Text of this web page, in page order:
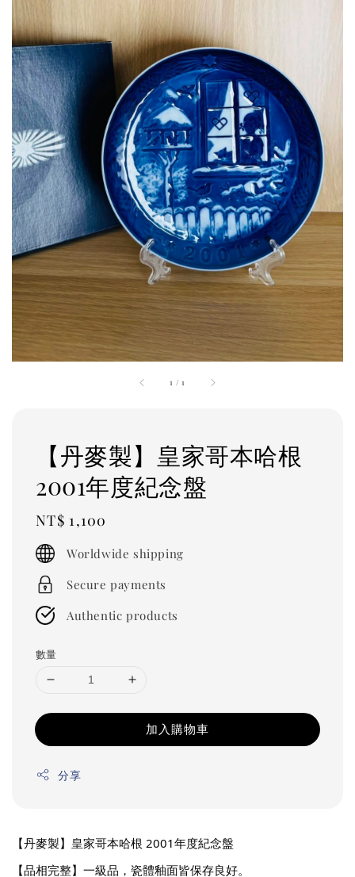
1 /1
【丹麥製】皇家哥本哈根
2001年度紀念盤
Regular
price
NT$ 1,100
Worldwide shipping
Secure payments
Authentic products
數量
加入購物車
分享
【丹麥製】皇家哥本哈根 2001年度紀念盤
【品相完整】一級品，瓷體釉面皆保存良好。